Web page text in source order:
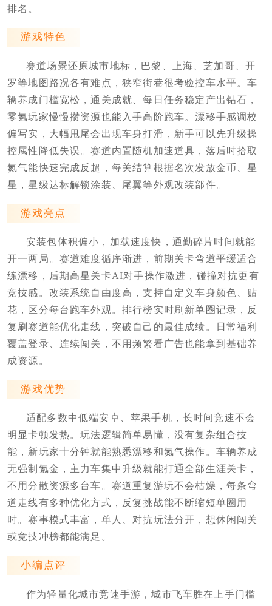
排名。
游戏特色
赛道场景还原城市地标，巴黎、上海、芝加哥、开
罗等地图路况各有难点，狭窄街巷很考验控车水平。车
辆养成门槛宽松，通关成就、每日任务稳定产出钻石，
零氪玩家慢慢攒资源也能入手高阶跑车。漂移手感调校
偏写实，大幅甩尾会出现车身打滑，新手可以先升级操
控属性降低失误。赛道内置随机加速道具，落后时拾取
氮气能快速完成反超，每关结算根据名次发放金币、星
星，星级达标解锁涂装、尾翼等外观改装部件。
游戏亮点
安装包体积偏小，加载速度快，通勤碎片时间就能
开一两局。赛道难度循序渐进，前期关卡弯道平缓适合
练漂移，后期高星关卡AI对手操作激进，碰撞对抗更有
竞技感。改装系统自由度高，支持自定义车身颜色、贴
花，区分每台跑车外观。排行榜实时刷新单圈记录，反
复刷赛道能优化走线，突破自己的最佳成绩。日常福利
覆盖登录、连续闯关，不用频繁看广告也能拿到基础养
成资源。
游戏优势
适配多数中低端安卓、苹果手机，长时间竞速不会
明显卡顿发热。玩法逻辑简单易懂，没有复杂组合技
能，新玩家十分钟就能熟悉漂移和氮气操作。车辆养成
无强制氪金，主力车集中升级就能打通全部生涯关卡，
不用分散资源多台车。赛道重复游玩不会枯燥，每条弯
道走线有多种优化方式，反复挑战能不断缩短单圈用
时。赛事模式丰富，单人、对抗玩法分开，想休闲闯关
或竞技冲榜都能满足。
小编点评
作为轻量化城市竞速手游，城市飞车胜在上手门槛